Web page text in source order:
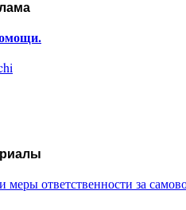
ответственности за